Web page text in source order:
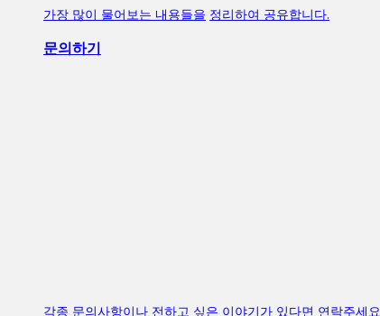
가장 많이 물어보는 내용들을 정리하여 공유합니다.
문의하기
각종 문의사항이나 전하고 싶은 이야기가 있다면 연락주세